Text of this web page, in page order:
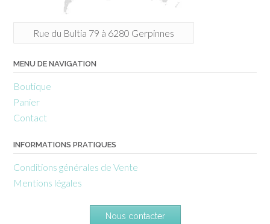
Rue du Bultia 79 à 6280 Gerpinnes
MENU DE NAVIGATION
Boutique
Panier
Contact
INFORMATIONS PRATIQUES
Conditions générales de Vente
Mentions légales
Nous contacter